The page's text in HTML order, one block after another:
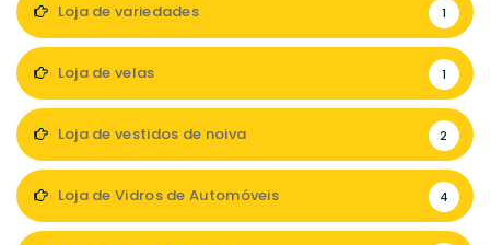
Loja de variedades 1
Loja de velas 1
Loja de vestidos de noiva 2
Loja de Vidros de Automóveis 4